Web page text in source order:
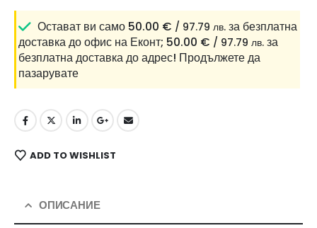
Остават ви само 50.00 € / 97.79 лв. за безплатна
доставка до офис на Еконт; 50.00 € / 97.79 лв. за
безплатна доставка до адрес! Продължете да
пазарувате
ADD TO WISHLIST
ОПИСАНИЕ